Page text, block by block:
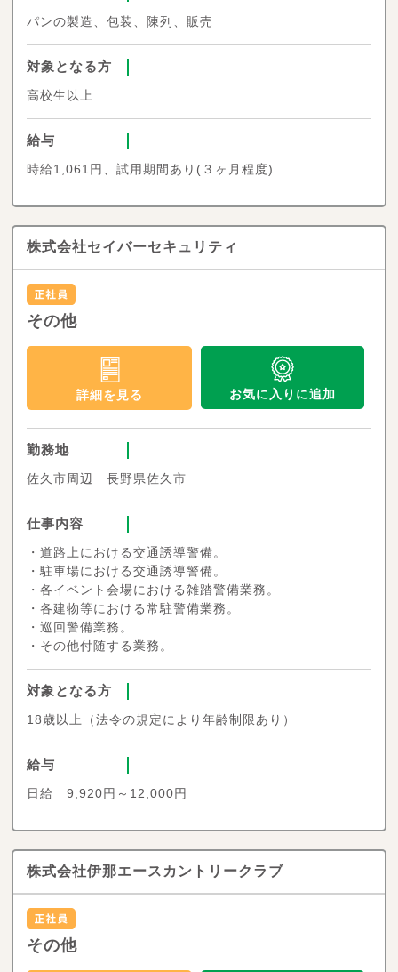
パンの製造、包装、陳列、販売
対象となる方
高校生以上
給与
時給1,061円、試用期間あり(３ヶ月程度)
株式会社セイバーセキュリティ
その他
詳細を見る お気に入りに追加
勤務地
佐久市周辺 長野県佐久市
仕事内容
・道路上における交通誘導警備。
・駐車場における交通誘導警備。
・各イベント会場における雑踏警備業務。
・各建物等における常駐警備業務。
・巡回警備業務。
・その他付随する業務。
対象となる方
18歳以上（法令の規定により年齢制限あり）
給与
日給 9,920円～12,000円
株式会社伊那エースカントリークラブ
その他